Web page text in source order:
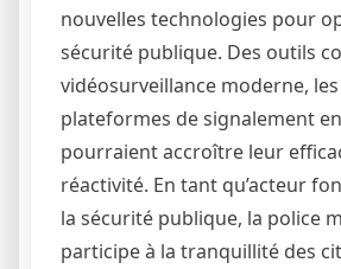
nouvelles technologies pour
sécurité publique. Des outils
vidéosurveillance moderne,
plateformes de signalement
pourraient accroître leur
réactivité. En tant qu’acteur
la sécurité publique, la police
participe à la tranquillité des